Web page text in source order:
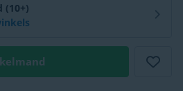
Online op voorraad (10+)